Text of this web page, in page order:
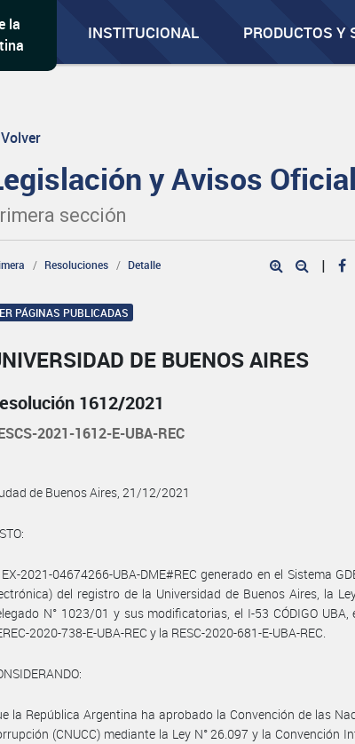
la
INSTITUCIONAL PRODUCTOS Y
Volver
y Avisos
sección
Resoluciones Detalle |
PÁGINAS PUBLICADAS
DE BUENOS AIRES
1612/2021
2021-1612-E-UBA-REC
de Buenos Aires, 21/12/2021
2021-04674266-UBA-DME#REC generado en el Sistema
del registro de la Universidad de Buenos Aires, la
N° 1023/01 y sus modificatorias, el I-53 CÓDIGO UBA,
2020-738-E-UBA-REC y la RESC-2020-681-E-UBA-REC.
la República Argentina ha aprobado la Convención de las
(CNUCC) mediante la Ley N° 26.097 y la Convención